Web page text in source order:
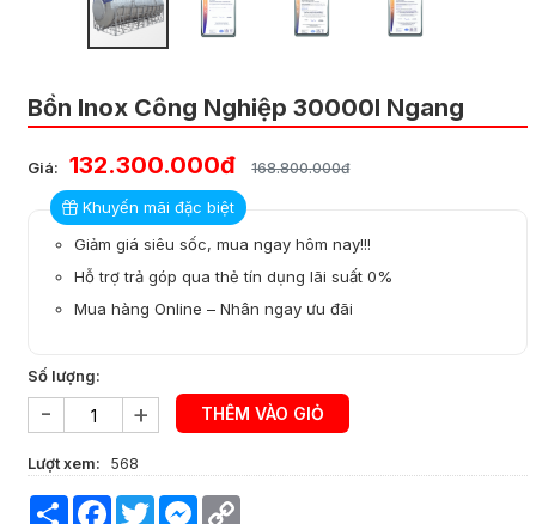
Bồn Inox Công Nghiệp 30000l Ngang
Giá: 132.300.000đ 168.800.000đ
Khuyến mãi đặc biệt
Giảm giá siêu sốc, mua ngay hôm nay!!!
Hỗ trợ trả góp qua thẻ tín dụng lãi suất 0%
Mua hàng Online – Nhân ngay ưu đãi
Số lượng:
- + THÊM VÀO GIỎ
Lượt xem: 568
Share Facebook
TwitterMessenger